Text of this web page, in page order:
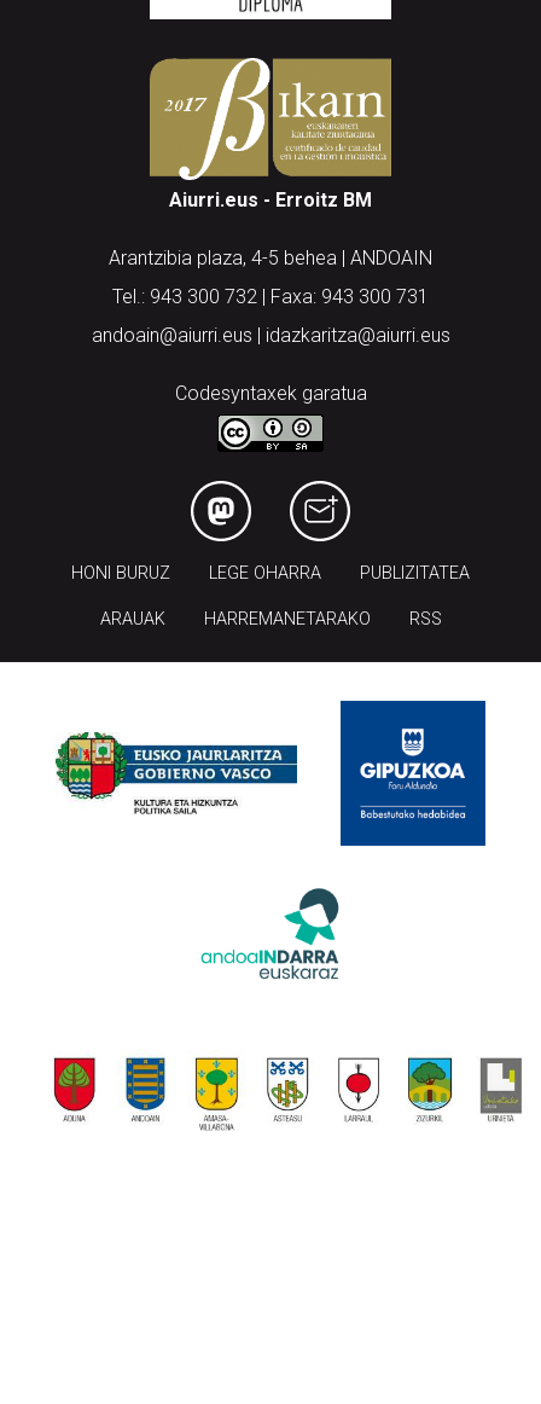
Aiurri.eus - Erroitz BM
Arantzibia plaza, 4-5 behea | ANDOAIN
Tel.: 943 300 732 | Faxa: 943 300 731
andoain@aiurri.eus | idazkaritza@aiurri.eus
Codesyntaxek garatua
HONI BURUZ LEGE OHARRA PUBLIZITATEA
ARAUAK HARREMANETARAKO RSS